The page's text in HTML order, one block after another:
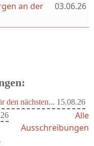
an der
03.06.26
den nächsten... 15.08.26
Alle
Ausschreibungen